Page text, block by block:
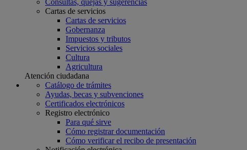
Consultas, quejas y sugerencias
Cartas de servicios
Cartas de servicios
Gobernanza
Impuestos y tributos
Servicios sociales
Cultura
Agricultura
Atención ciudadana
Catálogo de trámites
Ayudas, becas y subvenciones
Certificados electrónicos
Registro electrónico
Para qué sirve
Cómo registrar documentación
Cómo verificar el recibo de presentación